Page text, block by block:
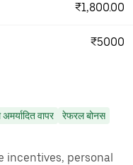
₹1,800.00
₹5000
अमर्यादित वापर
रेफरल बोनस
incentives, personal